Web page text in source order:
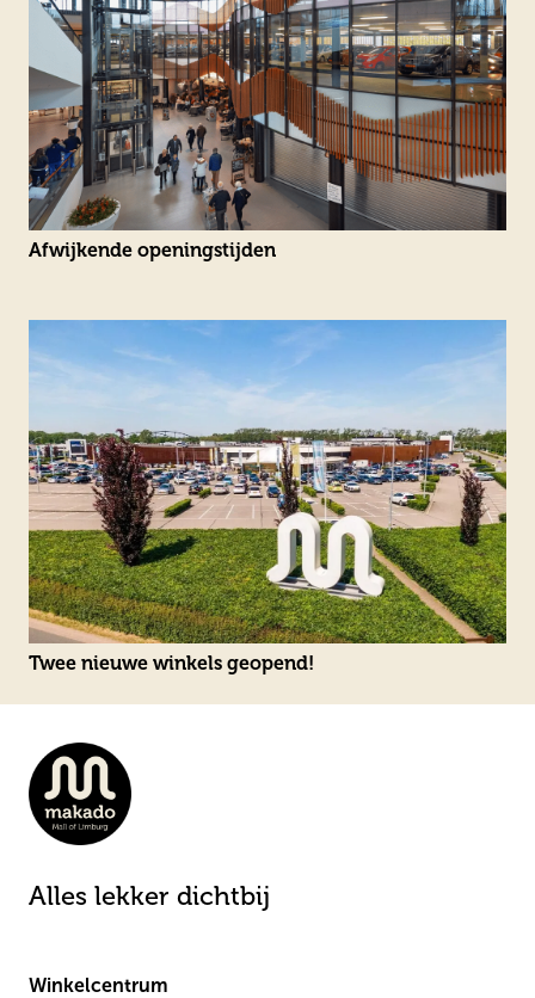
Afwijkende openingstijden
Twee nieuwe winkels geopend!
Alles lekker dichtbij
Winkelcentrum